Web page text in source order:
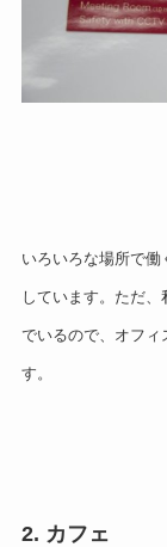
いろいろな場所で働
しています。 ただ、
でいるので、 オフィ
す。
2. カフェ